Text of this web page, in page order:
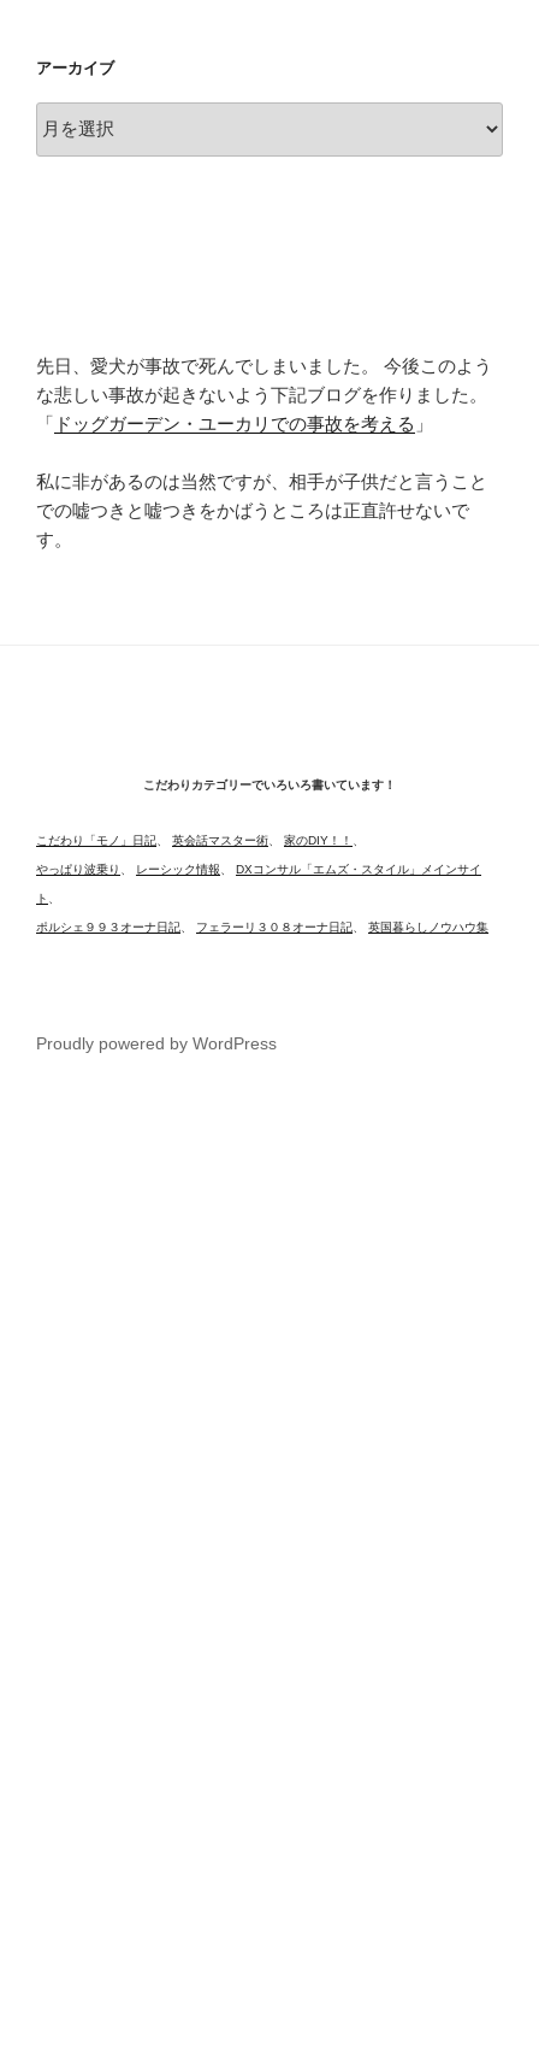
アーカイブ
ー
先日、愛犬が事故で死んでしまいました。 今後このよう
な悲しい事故が起きないよう下記ブログを作りました。
「 ドッグガーデン・ユーカリでの事故を考える 」
私に非があるのは当然ですが、相手が子供だと言うこと
での嘘つきと嘘つきをかばうところは正直許せないで
す。
こだわりカテゴリーでいろいろ書いています！
こだわり「モノ」日記、 英会話マスター術、 家のDIY！！ 、
やっぱり波乗り 、 レーシック情報、 DXコンサル「エムズ・スタイル」メインサイ
ト 、
ポルシェ９９３オーナ日記、 フェラーリ３０８オーナ日記、 英国暮らしノウハウ集
Proudly powered by WordPress